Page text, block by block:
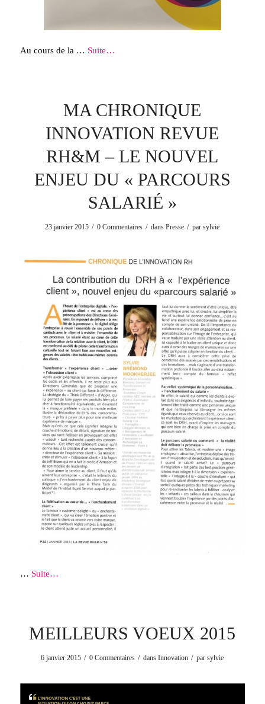
Au cours de la … Suite…
MA CHRONIQUE
INNOVATION REVUE
RH&M – LE NOUVEL
ENJEU DU « PARCOURS
SALARIÉ »
23 janvier 2015 / 0 Commentaires / dansPresse / parsylvie
… Suite…
MEILLEURS VOEUX 2015
6 janvier 2015 / 0 Commentaires / dansInnovation / parsylvie